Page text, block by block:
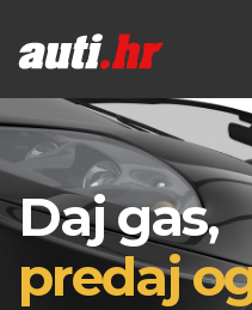
Daj gas,
predaj